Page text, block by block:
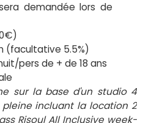
demandée lors de
(facultative 5.5%)
pers de + de 18 ans
sur la base d'un studio 4
incluant la location 2
Risoul All Inclusive week-